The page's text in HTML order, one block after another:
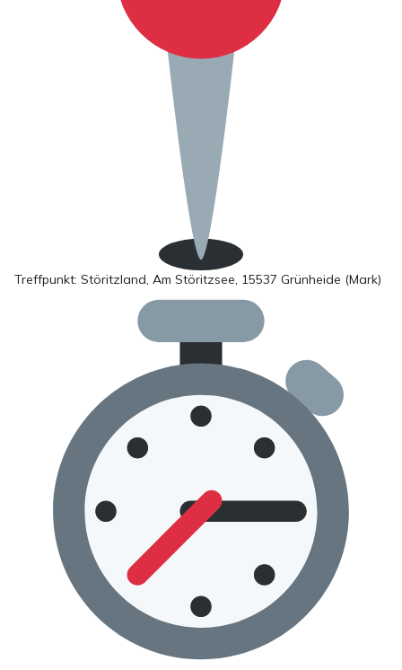
Treffpunkt: Störitzland, Am Störitzsee, 15537 Grünheide (Mark)